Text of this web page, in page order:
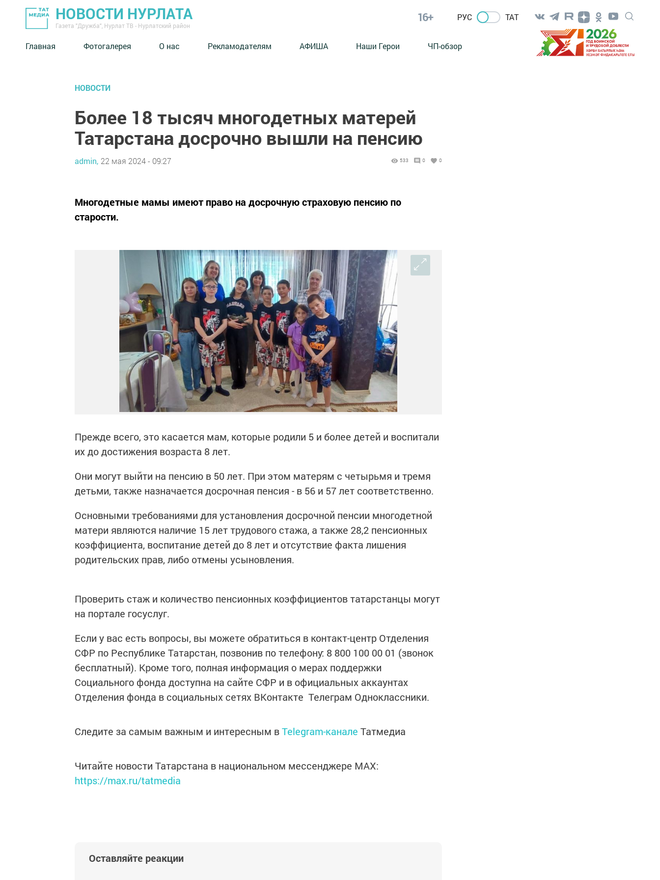
НОВОСТИ НУРЛАТА
Газета "Дружба", Нурлат ТВ - Нурлатский район
16+ РУС ТАТ
Главная Фотогалерея О нас Рекламодателям АФИША Наши Герои ЧП-обзор
НОВОСТИ
Более 18 тысяч многодетных матерей
Татарстана досрочно вышли на пенсию
admin, 22 мая 2024 - 09:27 533 0 0
Многодетные мамы имеют право на досрочную страховую пенсию по
старости.
Прежде всего, это касается мам, которые родили 5 и более детей и воспитали
их до достижения возраста 8 лет.
Они могут выйти на пенсию в 50 лет. При этом матерям с четырьмя и тремя
детьми, также назначается досрочная пенсия - в 56 и 57 лет соответственно.
Основными требованиями для установления досрочной пенсии многодетной
матери являются наличие 15 лет трудового стажа, а также 28,2 пенсионных
коэффициента, воспитание детей до 8 лет и отсутствие факта лишения
родительских прав, либо отмены усыновления.
Проверить стаж и количество пенсионных коэффициентов татарстанцы могут
на портале госуслуг.
Если у вас есть вопросы, вы можете обратиться в контакт-центр Отделения
СФР по Республике Татарстан, позвонив по телефону: 8 800 100 00 01 (звонок
бесплатный). Кроме того, полная информация о мерах поддержки
Социального фонда доступна на сайте СФР и в официальных аккаунтах
Отделения фонда в социальных сетях ВКонтакте Телеграм Одноклассники.
Следите за самым важным и интересным вTelegram-канале Татмедиа
Читайте новости Татарстана в национальном мессенджере MАХ:
https://max.ru/tatmedia
Оставляйте реакции